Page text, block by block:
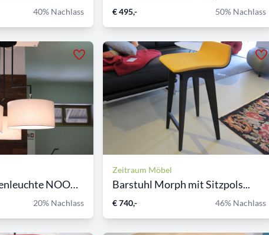
40% Nachlass € 495,- 50% Nachlass
Zeitraum Deckenleuchte NOON...
20% Nachlass
Zeitraum Möbel
Barstuhl Morph mit Sitzpols...
€ 740,- 46% Nachlass